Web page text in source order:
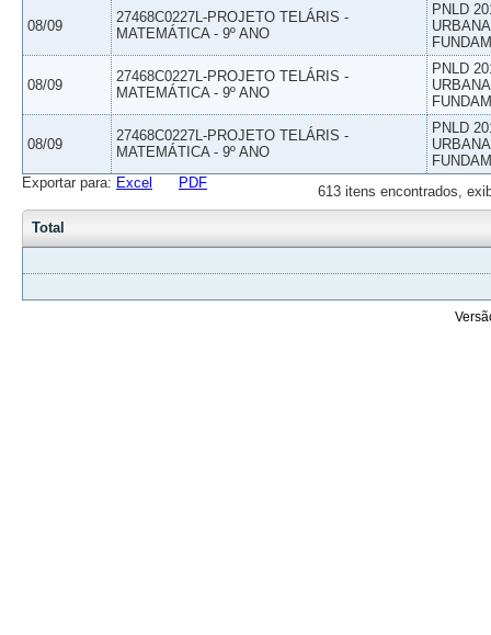
08/09
27468C0227L-PROJETO TELÁRIS -
MATEMÁTICA - 9º ANO
PNLD
08/09
27468C0227L-PROJETO TELÁRIS -
MATEMÁTICA - 9º ANO
PNLD
08/09
27468C0227L-PROJETO TELÁRIS -
MATEMÁTICA - 9º ANO
PNLD
613 itens encontrados,
Exportar para: Excel PDF
Total